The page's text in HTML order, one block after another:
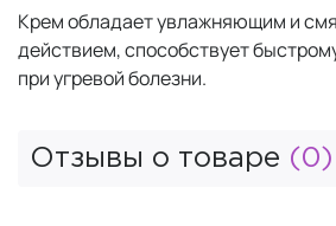
Крем обладает увлажняющим и
действием, способствует
при угревой болезни.
Отзывы о товаре (0)